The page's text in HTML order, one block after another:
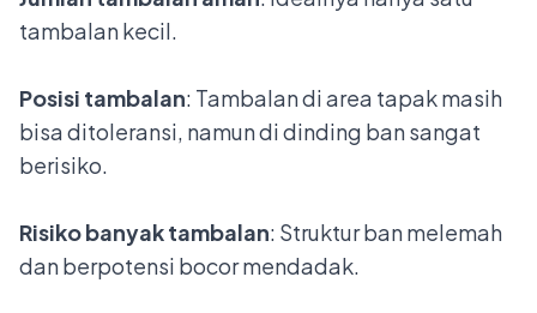
tambalan kecil.
Posisi tambalan: Tambalan di area tapak masih
bisa ditoleransi, namun di dinding ban sangat
berisiko.
Risiko banyak tambalan: Struktur ban melemah
dan berpotensi bocor mendadak.